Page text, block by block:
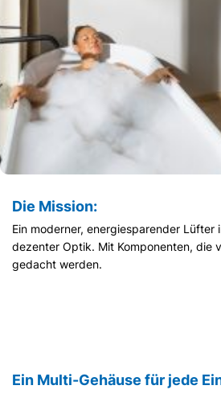
Die Mission:
Ein moderner, energiesparender Lüfter
dezenter Optik. Mit Komponenten, die
gedacht werden.
Ein Multi-Gehäuse für jede